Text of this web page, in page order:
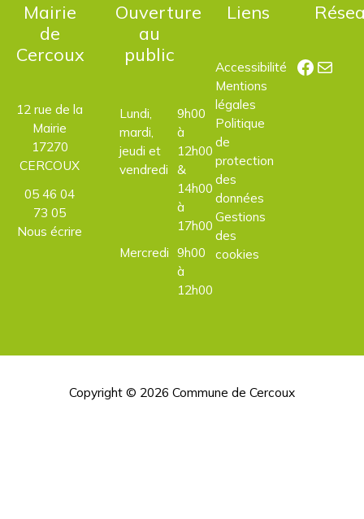
Mairie
de
Cercoux
12 rue de la
Mairie
17270
CERCOUX
05 46 04
73 05
Nous écrire
Ouverture
au
public
Lundi,
mardi,
jeudi et
vendredi
9h00
à
12h00
&
14h00
à
17h00
Mercredi 9h00
à
12h00
Liens
Accessibilité
Mentions
légales
Politique
de
protection
des
données
Gestions
des
cookies
E-mail
Copyright © 2026 Commune de Cercoux